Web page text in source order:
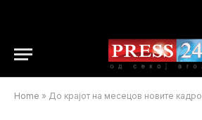
Home » До крајот на месецов новите кадровски решенија во